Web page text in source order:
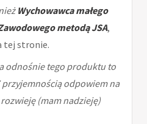
Wychowawca małego
metodą JSA,
tej stronie.
odnośnie tego produktu to
przyjemnością odpowiem na
(mam nadzieję)